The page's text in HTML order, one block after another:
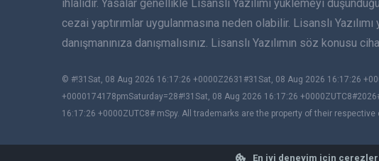
En iyi deneyim için
ihlalidir. Yasalar genellikle Lisanslı Yazılımı yüklemeyi
cezai yaptırımlar uygulanmasına neden olabilir. Lisanslı
danışmanınıza danışmalısınız. Lisanslı Yazılımın söz
© #!31Sat, 08 Aug 2026 16:17:26 +0000Z2631#31Sat, 08 Aug 2026 16:17:26
+0000174178pmSaturday=28#!31Sat, 08 Aug 2026 16:17:26
16:17:26 +0000ZUTC8# mSpy. All trademarks are the property of their respective